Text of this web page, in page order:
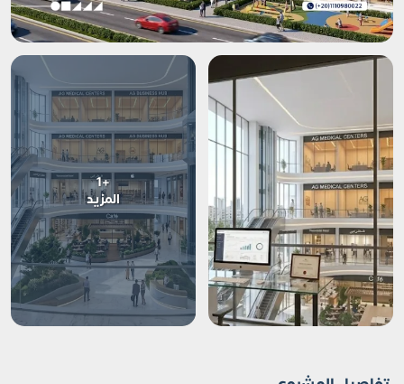
+1
المزيد